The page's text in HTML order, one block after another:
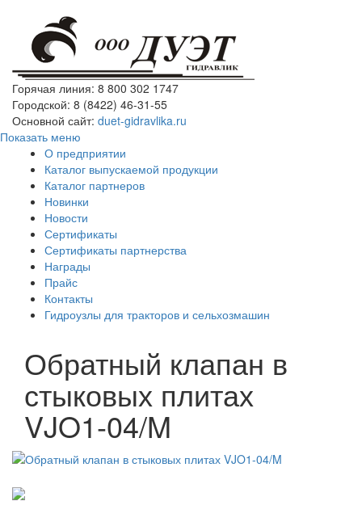
Горячая линия: 8 800 302 1747
Городской: 8 (8422) 46-31-55
Основной сайт: duet-gidravlika.ru
Показать меню
О предприятии
Каталог выпускаемой продукции
Каталог партнеров
Новинки
Новости
Сертификаты
Сертификаты партнерства
Награды
Прайс
Контакты
Гидроузлы для тракторов и сельхозмашин
Обратный клапан в
стыковых плитах
VJO1-04/M